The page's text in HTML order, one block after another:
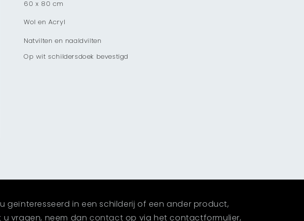
60 x 80 cm
Wol en Acryl
Natvilten en naaldvilten
Op wit schildersdoek bevestigd
geïnteresseerd in een schilderij of een ander product,
u vragen, neem dan contact op via het contactformulier,